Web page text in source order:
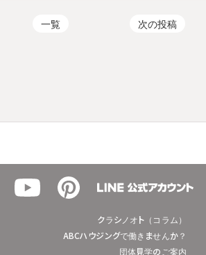
一覧 次の投稿
クラシノオト（コラム）
ABCハウジングで働きませんか？
団体見学のご案内